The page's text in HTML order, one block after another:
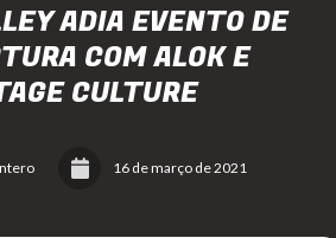
ADIA EVENTO DE
COM ALOK E
CULTURE
16 de março de 2021